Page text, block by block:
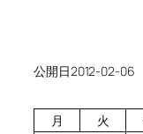
公開日2012-02-06
月
火